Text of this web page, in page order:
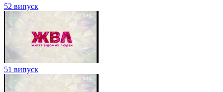
52 випуск
51 випуск